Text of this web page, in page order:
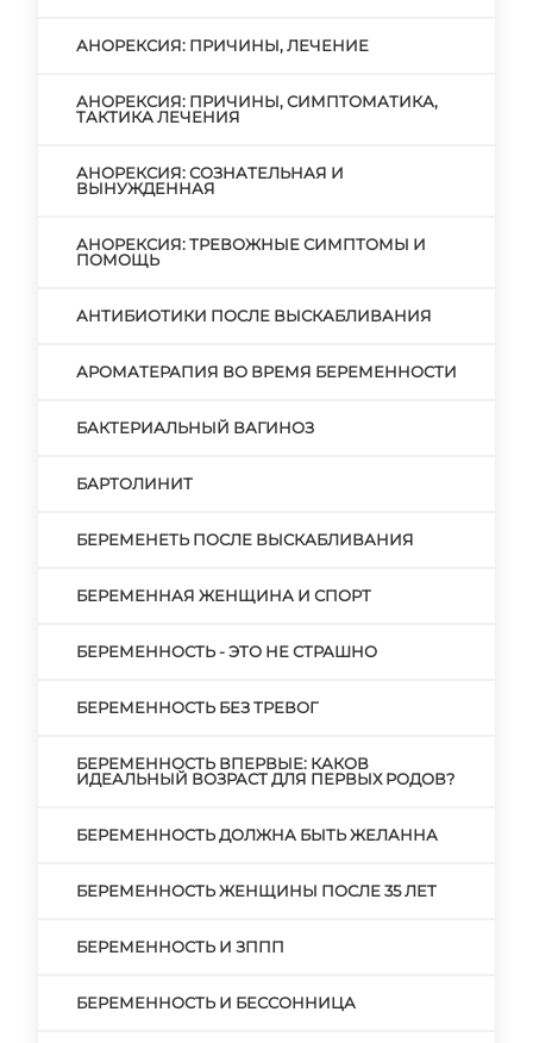
АНОРЕКСИЯ: ПРИЧИНЫ, ЛЕЧЕНИЕ
АНОРЕКСИЯ: ПРИЧИНЫ, СИМПТОМАТИКА,
ТАКТИКА ЛЕЧЕНИЯ
АНОРЕКСИЯ: СОЗНАТЕЛЬНАЯ И
ВЫНУЖДЕННАЯ
АНОРЕКСИЯ: ТРЕВОЖНЫЕ СИМПТОМЫ И
ПОМОЩЬ
АНТИБИОТИКИ ПОСЛЕ ВЫСКАБЛИВАНИЯ
АРОМАТЕРАПИЯ ВО ВРЕМЯ БЕРЕМЕННОСТИ
БАКТЕРИАЛЬНЫЙ ВАГИНОЗ
БАРТОЛИНИТ
БЕРЕМЕНЕТЬ ПОСЛЕ ВЫСКАБЛИВАНИЯ
БЕРЕМЕННАЯ ЖЕНЩИНА И СПОРТ
БЕРЕМЕННОСТЬ - ЭТО НЕ СТРАШНО
БЕРЕМЕННОСТЬ БЕЗ ТРЕВОГ
БЕРЕМЕННОСТЬ ВПЕРВЫЕ: КАКОВ
ИДЕАЛЬНЫЙ ВОЗРАСТ ДЛЯ ПЕРВЫХ РОДОВ?
БЕРЕМЕННОСТЬ ДОЛЖНА БЫТЬ ЖЕЛАННА
БЕРЕМЕННОСТЬ ЖЕНЩИНЫ ПОСЛЕ 35 ЛЕТ
БЕРЕМЕННОСТЬ И ЗППП
БЕРЕМЕННОСТЬ И БЕССОННИЦА